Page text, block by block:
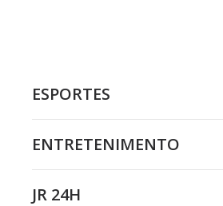
ESPORTES
ENTRETENIMENTO
JR 24H